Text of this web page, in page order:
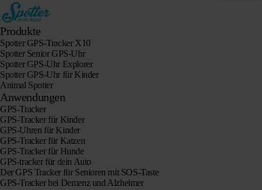
Produkte
Spotter GPS-Tracker X10
Spotter Senior GPS-Uhr
Spotter GPS-Uhr Explorer
Spotter GPS-Uhr für Kinder
Animal Spotter
Anwendungen
GPS-Tracker
GPS-Tracker für Kinder
GPS-Uhren für Kinder
GPS-Tracker für Katzen
GPS-Tracker für Hunde
GPS-tracker für dein Auto
Der GPS Tracker für Senioren mit SOS-Taste
GPS-Tracker bei Demenz und Alzheimer